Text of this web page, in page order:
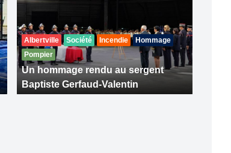
Albertville Société Incendie
Hommage
Pompier
Un hommage rendu au sergent
Baptiste Gerfaud-Valentin